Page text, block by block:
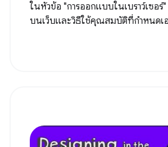
ในหัวข้อ "การออกแบบในเบราว์เซอร์
บนเว็บและวิธีใช้คุณสมบัติที่กำหนดเอ